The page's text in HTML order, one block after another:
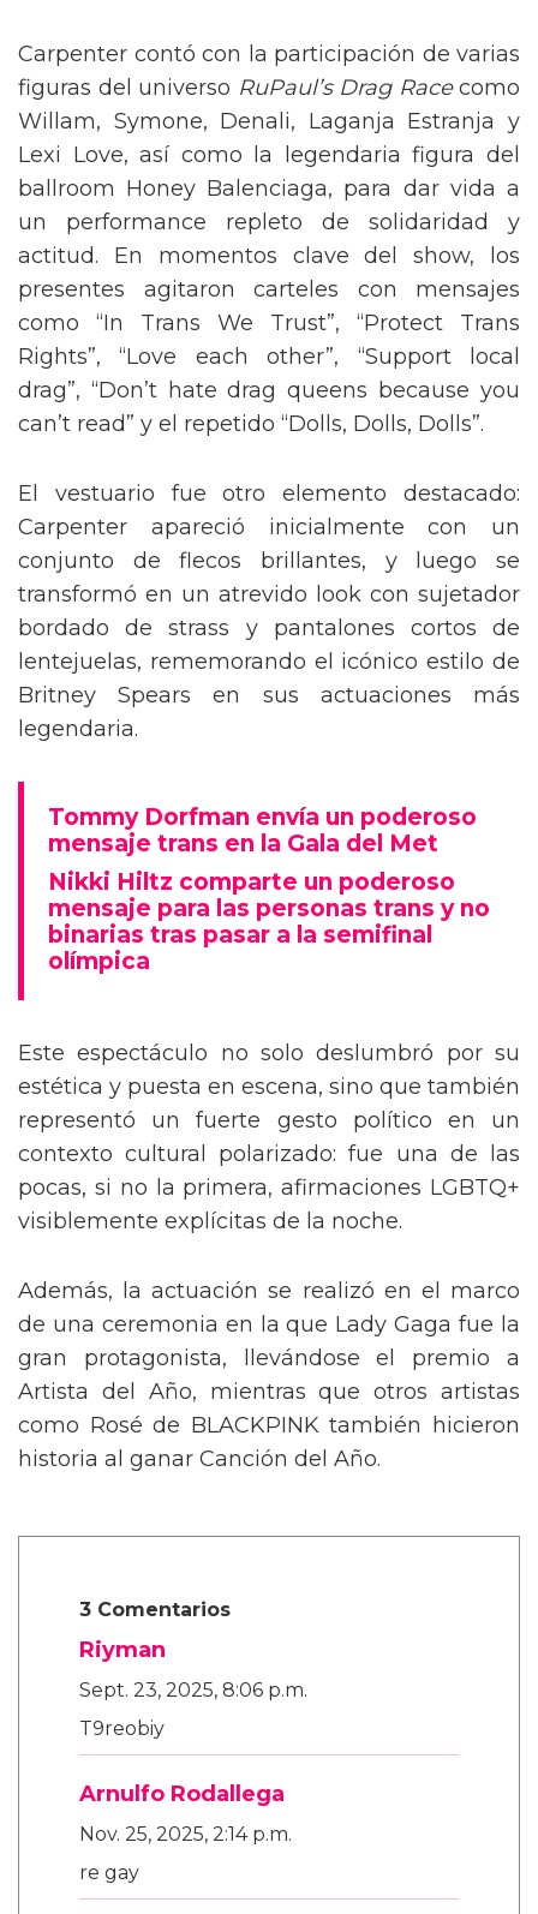
Carpenter contó con la participación de varias
figuras del universo RuPaul’s Drag Racecomo
Willam, Symone, Denali, Laganja Estranja y
Lexi Love, así como la legendaria figura del
ballroom Honey Balenciaga, para dar vida a
un performance repleto de solidaridad y
actitud. En momentos clave del show, los
presentes agitaron carteles con mensajes
como “In Trans We Trust”, “Protect Trans
Rights”, “Love each other”, “Support local
drag”, “Don’t hate drag queens because you
can’t read” y el repetido “Dolls, Dolls, Dolls”.
El vestuario fue otro elemento destacado:
Carpenter apareció inicialmente con un
conjunto de flecos brillantes, y luego se
transformó en un atrevido look con sujetador
bordado de strass y pantalones cortos de
lentejuelas, rememorando el icónico estilo de
Britney Spears en sus actuaciones más
legendaria.
Tommy Dorfman envía un poderoso
mensaje trans en la Gala del Met
Nikki Hiltz comparte un poderoso
mensaje para las personas trans y no
binarias tras pasar a la semifinal
olímpica
Este espectáculo no solo deslumbró por su
estética y puesta en escena, sino que también
representó un fuerte gesto político en un
contexto cultural polarizado: fue una de las
pocas, si no la primera, afirmaciones LGBTQ+
visiblemente explícitas de la noche.
Además, la actuación se realizó en el marco
de una ceremonia en la que Lady Gaga fue la
gran protagonista, llevándose el premio a
Artista del Año, mientras que otros artistas
como Rosé de BLACKPINK también hicieron
historia al ganar Canción del Año.
3 Comentarios
Riyman
Sept. 23, 2025, 8:06 p.m.
T9reobiy
Arnulfo Rodallega
Nov. 25, 2025, 2:14 p.m.
re gay